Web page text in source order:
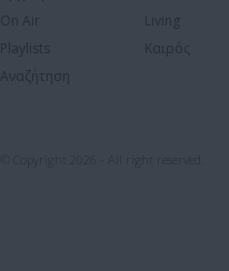
On Air
Playlists
Αναζήτηση
Living
Καιρός